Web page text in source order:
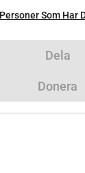
Personer Som Har
Dela
Donera